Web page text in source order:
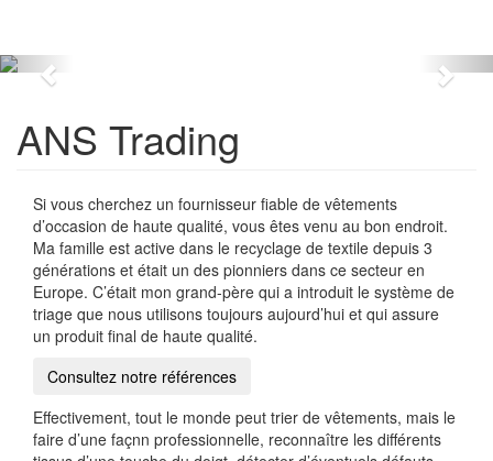
ANS Trading
Si vous cherchez un fournisseur fiable de vêtements
d’occasion de haute qualité, vous êtes venu au bon endroit.
Ma famille est active dans le recyclage de textile depuis 3
générations et était un des pionniers dans ce secteur en
Europe. C’était mon grand-père qui a introduit le système de
triage que nous utilisons toujours aujourd’hui et qui assure
un produit final de haute qualité.
Consultez notre références
Effectivement, tout le monde peut trier de vêtements, mais le
faire d’une façnn professionnelle, reconnaître les différents